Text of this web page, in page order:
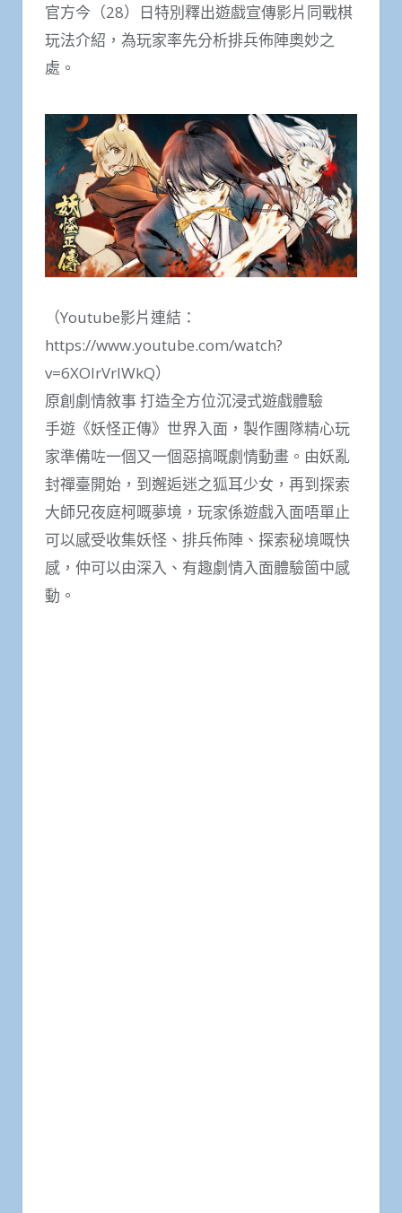
官方今（28）日特別釋出遊戲宣傳影片同戰棋
玩法介紹，為玩家率先分析排兵佈陣奧妙之
處。
（Youtube影片連結：
https://www.youtube.com/watch?
v=6XOIrVrIWkQ）
原創劇情敘事 打造全方位沉浸式遊戲體驗
手遊《妖怪正傳》世界入面，製作團隊精心玩
家準備咗一個又一個惡搞嘅劇情動畫。由妖亂
封禪臺開始，到邂逅迷之狐耳少女，再到探索
大師兄夜庭柯嘅夢境，玩家係遊戲入面唔單止
可以感受收集妖怪、排兵佈陣、探索秘境嘅快
感，仲可以由深入、有趣劇情入面體驗箇中感
動。